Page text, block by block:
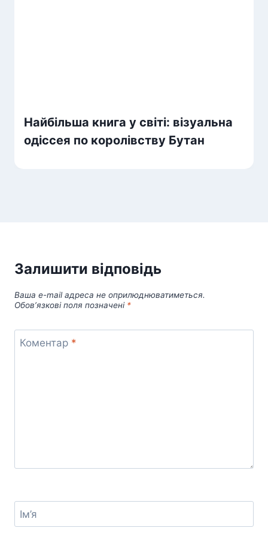
Найбільша книга у світі: візуальна
одіссея по королівству Бутан
Залишити відповідь
Ваша e-mail адреса не оприлюднюватиметься.
Обов’язкові поля позначені *
Коментар *
Ім’я